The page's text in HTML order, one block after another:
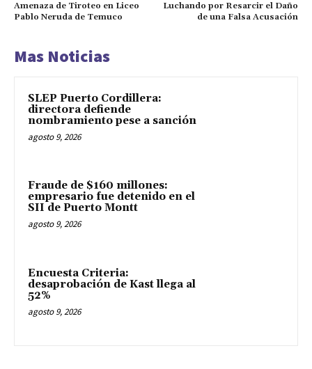
Amenaza de Tiroteo en Liceo
Pablo Neruda de Temuco
Luchando por Resarcir el Daño
de una Falsa Acusación
Mas Noticias
SLEP Puerto Cordillera:
directora defiende
nombramiento pese a sanción
agosto 9, 2026
Fraude de $160 millones:
empresario fue detenido en el
SII de Puerto Montt
agosto 9, 2026
Encuesta Criteria:
desaprobación de Kast llega al
52%
agosto 9, 2026